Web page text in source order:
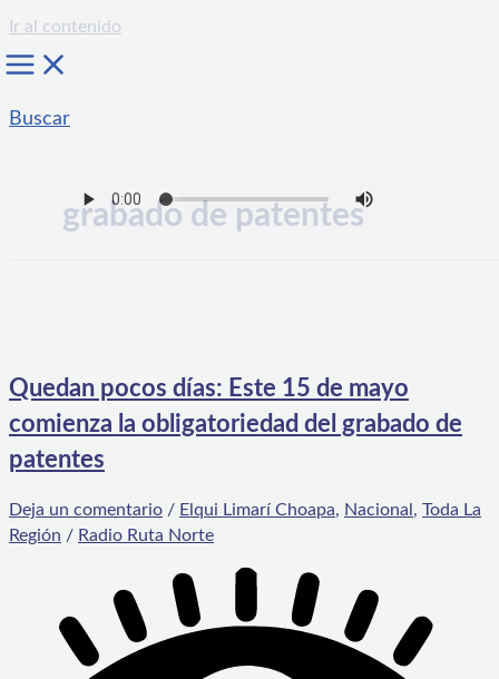
Ir al contenido
Buscar
grabado de patentes
Quedan pocos días: Este 15 de mayo
comienza la obligatoriedad del grabado de
patentes
Deja un comentario / Elqui Limarí Choapa, Nacional , Toda La
Región / Radio Ruta Norte